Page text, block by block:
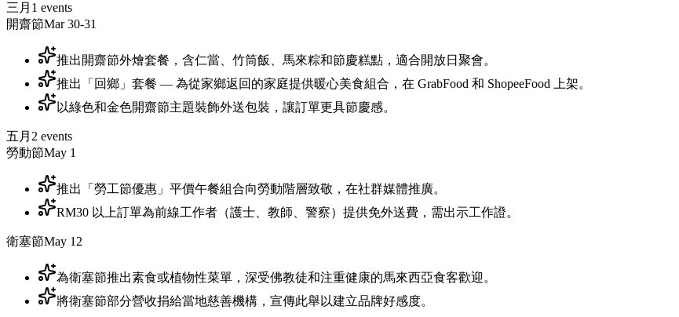
三月 1 events
開齋節Mar 30-31
推出開齋節外燴套餐，含仁當、竹筒飯、馬來粽和節慶糕點，適合開放日聚會。
推出「回鄉」套餐 — 為從家鄉返回的家庭提供暖心美食組合，在 GrabFood 和 ShopeeFood 上架。
以綠色和金色開齋節主題裝飾外送包裝，讓訂單更具節慶感。
五月 2 events
勞動節May 1
推出「勞工節優惠」平價午餐組合向勞動階層致敬，在社群媒體推廣。
RM30 以上訂單為前線工作者（護士、教師、警察）提供免外送費，需出示工作證。
衛塞節May 12
為衛塞節推出素食或植物性菜單，深受佛教徒和注重健康的馬來西亞食客歡迎。
將衛塞節部分營收捐給當地慈善機構，宣傳此舉以建立品牌好感度。